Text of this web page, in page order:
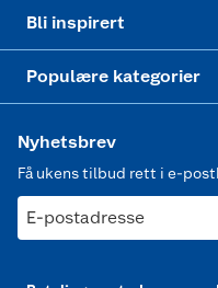
Bli inspirert
Populære kategorier
Nyhetsbrev
Få ukens tilbud rett i e-
E-postadresse